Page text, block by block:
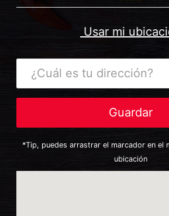
Usar mi
¿Cuál
es
Guardar
*Tip, puedes arrastrar el marcador en el
ubicación